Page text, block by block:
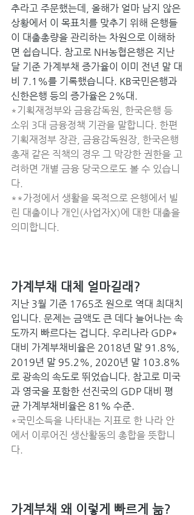
추라고 주문했는데, 올해가 얼마 남지 않은
상황에서 이 목표치를 맞추기 위해 은행들
이 대출총량을 관리하는 차원으로 이해하
면 쉽습니다. 참고로 NH농협은행은 지난
달 기준 가계부채 증가율이 이미 전년 말 대
비 7.1%를 기록했습니다. KB국민은행과
신한은행 등의 증가율은 2%대.
*기획재정부와 금융감독원, 한국은행 등
소위 3대 금융정책 기관을 말합니다. 한편
기획재정부 장관, 금융감독원장, 한국은행
총재 같은 직책의 경우 그 막강한 권한을 고
려하면 개별 금융 당국으로도 볼 수 있습니
다.
**가정에서 생활을 목적으로 은행에서 빌
린 대출이나 개인(사업자X)에 대한 대출을
의미합니다.
가계부채 대체 얼마길래?
지난 3월 기준 1765조 원으로 역대 최대치
입니다. 문제는 금액도 큰 데다 늘어나는 속
도까지 빠르다는 겁니다. 우리나라 GDP*
대비 가계부채비율은 2018년 말 91.8%,
2019년 말 95.2%, 2020년 말 103.8%
로 광속의 속도로 뛰었습니다. 참고로 미국
과 영국을 포함한 선진국의 GDP 대비 평
균 가계부채비율은 81% 수준.
*국민소득을 나타내는 지표로 한 나라 안
에서 이루어진 생산활동의 총합을 뜻합니
다. ﻿
가계부채 왜 이렇게 빠르게 늚?